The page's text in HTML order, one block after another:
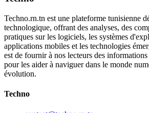
Techno.rn.tn est une plateforme tunisienne
technologique, offrant des analyses, des
pratiques sur les logiciels, les systèmes
applications mobiles et les technologies
est de fournir à nos lecteurs des
pour les aider à naviguer dans le monde
évolution.
Techno